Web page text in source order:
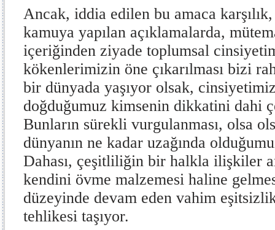
Ancak, iddia edilen bu amaca
kamuya yapılan açıklamalarda,
içeriğinden ziyade toplumsal
kökenlerimizin öne çıkarılması bizi
bir dünyada yaşıyor olsak,
doğduğumuz kimsenin dikkatini dahi
Bunların sürekli vurgulanması, olsa
dünyanın ne kadar uzağında
Dahası, çeşitliliğin bir halkla ilişkiler
kendini övme malzemesi haline
düzeyinde devam eden vahim
tehlikesi taşıyor.